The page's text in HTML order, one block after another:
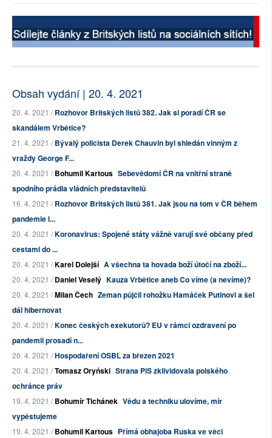
Obsah vydání | 20. 4. 2021
20. 4. 2021 /Rozhovor Britských listů 382. Jak si poradí ČR se
skandálem Vrbětice?
21. 4. 2021 /Bývalý policista Derek Chauvin byl shledán vinným z
vraždy George F...
20. 4. 2021 /Bohumil Kartous Sebevědomí ČR na vnitřní straně
spodního prádla vládních představitelů
16. 4. 2021 /Rozhovor Britských listů 381. Jak jsou na tom v ČR během
pandemie l...
20. 4. 2021 /Koronavirus: Spojené státy vážně varují své občany před
cestami do ...
20. 4. 2021 /Karel Dolejší A všechna ta hovada boží útočí na zboží...
20. 4. 2021 /Daniel Veselý Kauza Vrbětice aneb Co víme (a nevíme)?
20. 4. 2021 /Milan Čech Zeman půjčil rohožku Hamáček Putinovi a šel
dál hibernovat
20. 4. 2021 /Konec českých exekutorů? EU v rámci ozdravení po
pandemii prosadí n...
20. 4. 2021 /Hospodaření OSBL za březen 2021
20. 4. 2021 /Tomasz Oryński Strana PiS zklividovala polského
ochránce práv
19. 4. 2021 /Bohumír Tichánek Vědu a techniku ulovíme, mír
vypěstujeme
19. 4. 2021 /Bohumil Kartous Přímá obhajoba Ruska ve věci